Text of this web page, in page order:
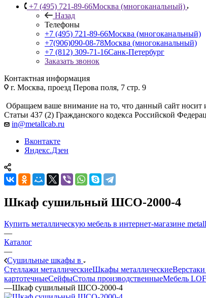
+7 (495) 721-89-66Москва (многоканальный)
Назад
Телефоны
+7 (495) 721-89-66Москва (многоканальный)
+7(906)090-08-78Москва (многоканальный)
+7 (812) 309-71-16Санк-Петербург
Заказать звонок
Контактная информация
г. Москва, проезд Перова поля, 7 стр. 9
Обращаем ваше внимание на то, что данный сайт
Статьи 437 (2) Гражданского кодекса Российской
in@metallcab.ru
Вконтакте
Яндекс.Дзен
Шкаф сушильный ШСО-2000-4
Купить металлическую мебель в интернет-магазине
—
Каталог
—
Сушильные шкафы в
Стеллажи металлическиеШкафы металлические
картотечныеСейфыСтолы производственныеМебель
—Шкаф сушильный ШСО-2000-4